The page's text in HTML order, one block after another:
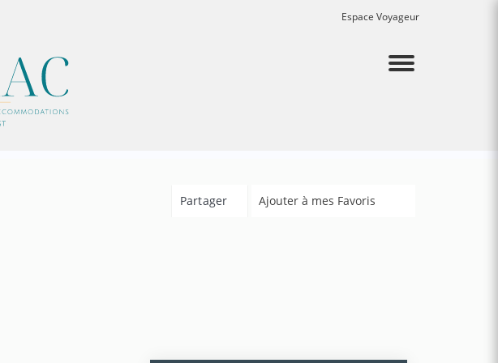
Espace Voyageur
Menu
Ajouter à mes Favoris
Partager